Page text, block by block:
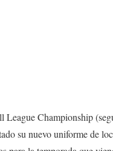
Championship
su nuevo uniforme de